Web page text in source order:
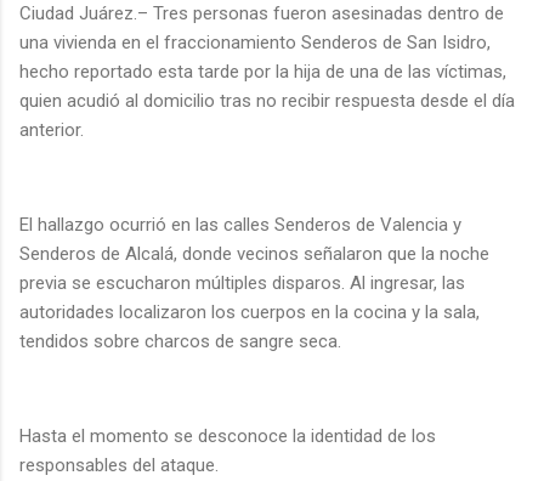
Ciudad Juárez.– Tres personas fueron asesinadas dentro de
una vivienda en el fraccionamiento Senderos de San Isidro,
hecho reportado esta tarde por la hija de una de las víctimas,
quien acudió al domicilio tras no recibir respuesta desde el día
anterior.
El hallazgo ocurrió en las calles Senderos de Valencia y
Senderos de Alcalá, donde vecinos señalaron que la noche
previa se escucharon múltiples disparos. Al ingresar, las
autoridades localizaron los cuerpos en la cocina y la sala,
tendidos sobre charcos de sangre seca.
Hasta el momento se desconoce la identidad de los
responsables del ataque.